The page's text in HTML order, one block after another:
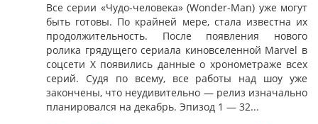
Все серии «Чудо-человека» (Wonder-Man) уже могут
быть готовы. По крайней мере, стала известна их
продолжительность. После появления нового
ролика грядущего сериала киновселенной Marvel в
соцсети X появились данные о хронометраже всех
серий. Судя по всему, все работы над шоу уже
закончены, что неудивительно — релиз изначально
планировался на декабрь. Эпизод 1 — 32...